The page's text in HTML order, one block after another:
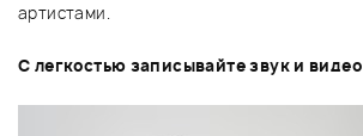
артистами.
С легкостью записывайте звук и видео